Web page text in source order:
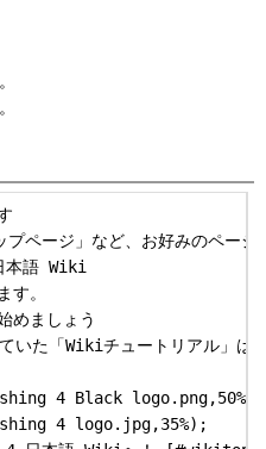
ページ」など、お好みのページ
語 Wiki
す。
めましょう
いた「Wikiチュートリアル」は
4 Black logo.png,50%);
4 logo.jpg,35%);